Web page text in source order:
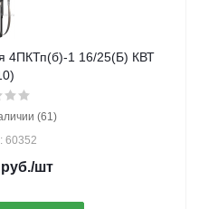
4ПКТп(б)-1 16/25(Б) КВТ
(61)
60352
руб./шт